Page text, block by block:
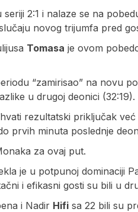
2:1 i nalaze se na
novog trijumfa pred
Tomasa je ovom
“zamirisao” na novu
u drugoj deonici (32:19).
rezultatski priključak
prvih minuta poslednje
za ovaj put.
je u potpunoj dominaciji
i efikasni gosti su bili u
i Nadir Hifi sa 22 bili su